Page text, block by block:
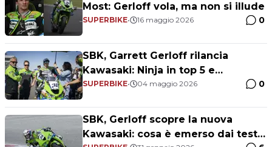
Most: Gerloff vola, ma non si illude
SUPERBIKE• 16 maggio 2026 0
SBK, Garrett Gerloff rilancia
Kawasaki: Ninja in top 5 e
aggiornamenti in arrivo
SUPERBIKE• 04 maggio 2026 0
SBK, Gerloff scopre la nuova
Kawasaki: cosa è emerso dai test a